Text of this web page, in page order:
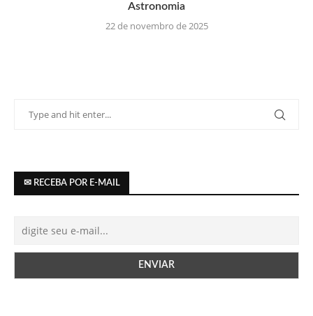
Astronomia
22 de novembro de 2025
✉ RECEBA POR E-MAIL